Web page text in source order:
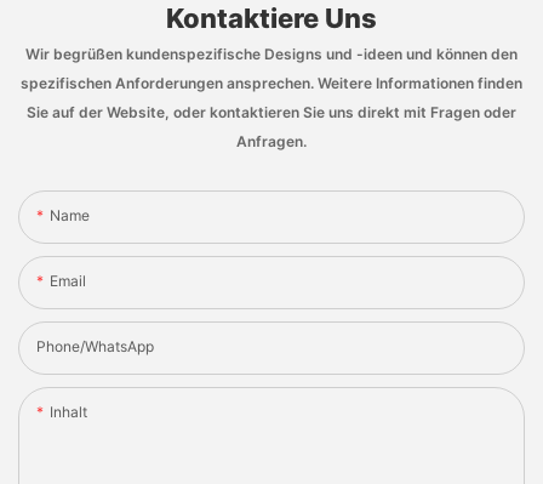
Kontaktiere Uns
Wir begrüßen kundenspezifische Designs und -ideen und können den
spezifischen Anforderungen ansprechen. Weitere Informationen finden
Sie auf der Website, oder kontaktieren Sie uns direkt mit Fragen oder
Anfragen.
Name
Email
Phone/whatsApp
Inhalt